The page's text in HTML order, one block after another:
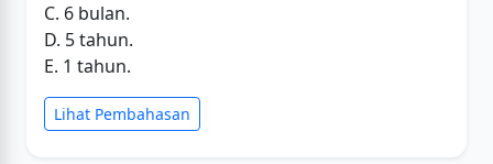
C. 6 bulan.
D. 5 tahun.
E. 1 tahun.
Lihat Pembahasan